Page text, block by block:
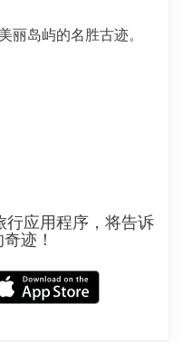
丽岛屿的名胜古迹。
行应用程序，将告诉
迹！